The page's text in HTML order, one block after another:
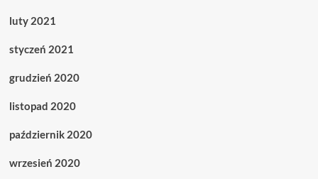
luty 2021
styczeń 2021
grudzień 2020
listopad 2020
październik 2020
wrzesień 2020